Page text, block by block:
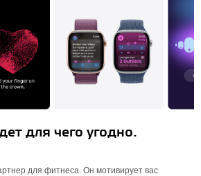
для чего угодно.
для фитнеса. Он мотивирует вас